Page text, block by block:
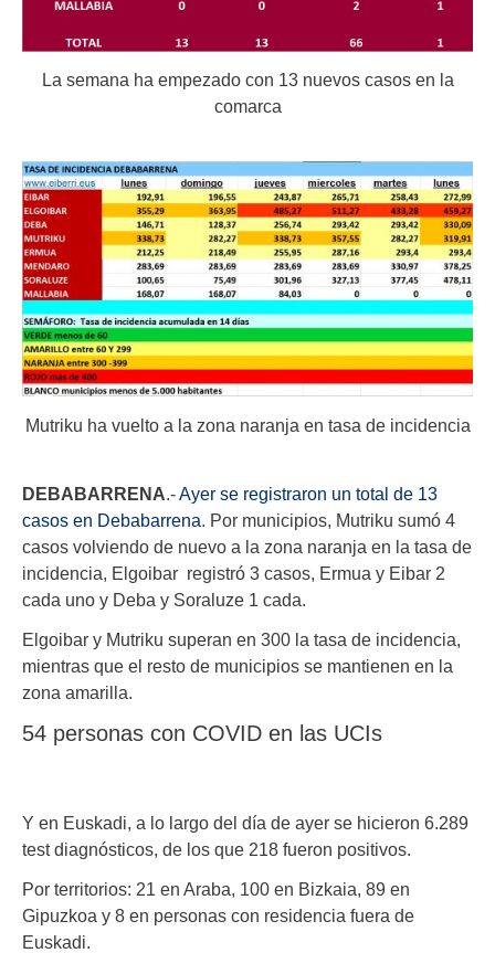
La semana ha empezado con 13 nuevos casos en la
comarca
Mutriku ha vuelto a la zona naranja en tasa de incidencia
DEBABARRENA .- Ayer se registraron un total de 13
casos en Debabarrena . Por municipios, Mutriku sumó 4
casos volviendo de nuevo a la zona naranja en la tasa de
incidencia, Elgoibar registró 3 casos, Ermua y Eibar 2
cada uno y Deba y Soraluze 1 cada.
Elgoibar y Mutriku superan en 300 la tasa de incidencia,
mientras que el resto de municipios se mantienen en la
zona amarilla.
54 personas con COVID en las UCIs
Y en Euskadi, a lo largo del día de ayer se hicieron 6.289
test diagnósticos, de los que 218 fueron positivos.
Por territorios: 21 en Araba, 100 en Bizkaia, 89 en
Gipuzkoa y 8 en personas con residencia fuera de
Euskadi.